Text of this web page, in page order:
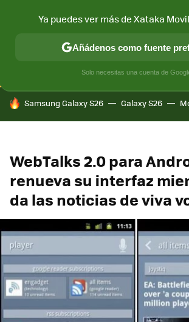
CONECTIVIDAD MÓVIL Y SOCIEDAD
HOY SE HABLA DE
Samsung Galaxy S26 Galaxy S26
WebTalks 2.0 para
renueva su interfaz
da las noticias de viva
Ya puedes ver más de Xataka
Añádenos como fuente
Solo necesitas una cuenta de